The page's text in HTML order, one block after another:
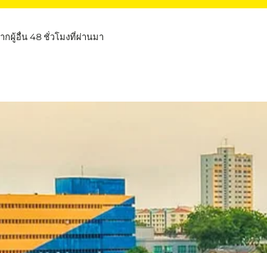
กผู้อื่น 48 ชั่วโมงที่ผ่านมา